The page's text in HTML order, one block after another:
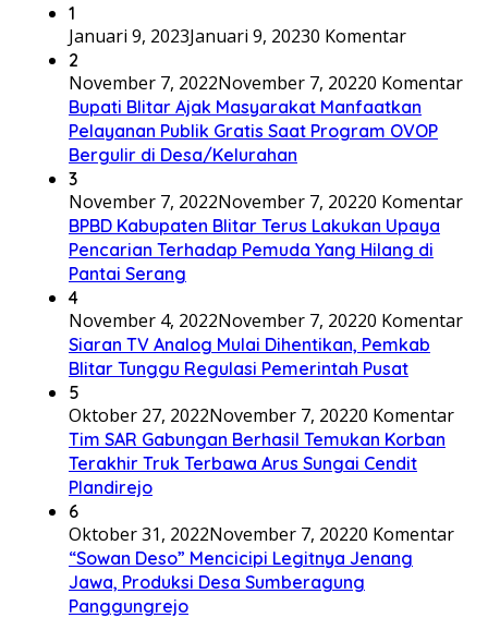
1
Januari 9, 2023Januari 9, 20230 Komentar
2
November 7, 2022November 7, 20220 Komentar
Bupati Blitar Ajak Masyarakat Manfaatkan
Pelayanan Publik Gratis Saat Program OVOP
Bergulir di Desa/Kelurahan
3
November 7, 2022November 7, 20220 Komentar
BPBD Kabupaten Blitar Terus Lakukan Upaya
Pencarian Terhadap Pemuda Yang Hilang di
Pantai Serang
4
November 4, 2022November 7, 20220 Komentar
Siaran TV Analog Mulai Dihentikan, Pemkab
Blitar Tunggu Regulasi Pemerintah Pusat
5
Oktober 27, 2022November 7, 20220 Komentar
Tim SAR Gabungan Berhasil Temukan Korban
Terakhir Truk Terbawa Arus Sungai Cendit
Plandirejo
6
Oktober 31, 2022November 7, 20220 Komentar
“Sowan Deso” Mencicipi Legitnya Jenang
Jawa, Produksi Desa Sumberagung
Panggungrejo